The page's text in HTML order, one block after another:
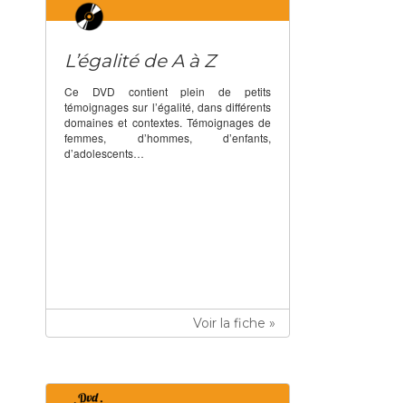
L’égalité de A à Z
Ce DVD contient plein de petits
témoignages sur l’égalité, dans différents
domaines et contextes. Témoignages de
femmes, d’hommes, d’enfants,
d’adolescents…
Voir la fiche »